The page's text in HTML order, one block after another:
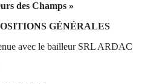
des Champs »
GÉNÉRALES
avec le bailleur SRL ARDAC